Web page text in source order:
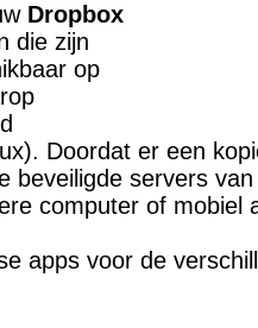
Dropbox
die zijn
op
Doordat er een
beveiligde servers
computer of mobiel
apps voor de